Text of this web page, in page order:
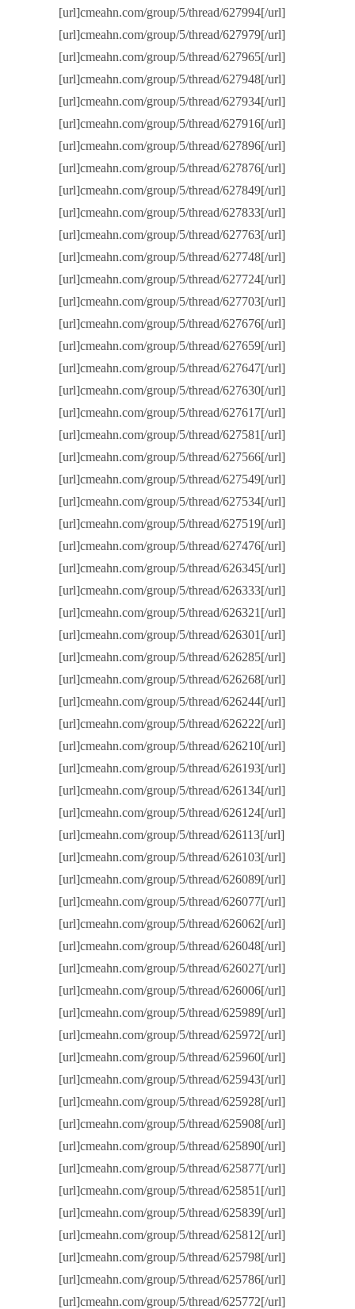
[url]cmeahn.com/group/5/thread/627994[/url]
[url]cmeahn.com/group/5/thread/627979[/url]
[url]cmeahn.com/group/5/thread/627965[/url]
[url]cmeahn.com/group/5/thread/627948[/url]
[url]cmeahn.com/group/5/thread/627934[/url]
[url]cmeahn.com/group/5/thread/627916[/url]
[url]cmeahn.com/group/5/thread/627896[/url]
[url]cmeahn.com/group/5/thread/627876[/url]
[url]cmeahn.com/group/5/thread/627849[/url]
[url]cmeahn.com/group/5/thread/627833[/url]
[url]cmeahn.com/group/5/thread/627763[/url]
[url]cmeahn.com/group/5/thread/627748[/url]
[url]cmeahn.com/group/5/thread/627724[/url]
[url]cmeahn.com/group/5/thread/627703[/url]
[url]cmeahn.com/group/5/thread/627676[/url]
[url]cmeahn.com/group/5/thread/627659[/url]
[url]cmeahn.com/group/5/thread/627647[/url]
[url]cmeahn.com/group/5/thread/627630[/url]
[url]cmeahn.com/group/5/thread/627617[/url]
[url]cmeahn.com/group/5/thread/627581[/url]
[url]cmeahn.com/group/5/thread/627566[/url]
[url]cmeahn.com/group/5/thread/627549[/url]
[url]cmeahn.com/group/5/thread/627534[/url]
[url]cmeahn.com/group/5/thread/627519[/url]
[url]cmeahn.com/group/5/thread/627476[/url]
[url]cmeahn.com/group/5/thread/626345[/url]
[url]cmeahn.com/group/5/thread/626333[/url]
[url]cmeahn.com/group/5/thread/626321[/url]
[url]cmeahn.com/group/5/thread/626301[/url]
[url]cmeahn.com/group/5/thread/626285[/url]
[url]cmeahn.com/group/5/thread/626268[/url]
[url]cmeahn.com/group/5/thread/626244[/url]
[url]cmeahn.com/group/5/thread/626222[/url]
[url]cmeahn.com/group/5/thread/626210[/url]
[url]cmeahn.com/group/5/thread/626193[/url]
[url]cmeahn.com/group/5/thread/626134[/url]
[url]cmeahn.com/group/5/thread/626124[/url]
[url]cmeahn.com/group/5/thread/626113[/url]
[url]cmeahn.com/group/5/thread/626103[/url]
[url]cmeahn.com/group/5/thread/626089[/url]
[url]cmeahn.com/group/5/thread/626077[/url]
[url]cmeahn.com/group/5/thread/626062[/url]
[url]cmeahn.com/group/5/thread/626048[/url]
[url]cmeahn.com/group/5/thread/626027[/url]
[url]cmeahn.com/group/5/thread/626006[/url]
[url]cmeahn.com/group/5/thread/625989[/url]
[url]cmeahn.com/group/5/thread/625972[/url]
[url]cmeahn.com/group/5/thread/625960[/url]
[url]cmeahn.com/group/5/thread/625943[/url]
[url]cmeahn.com/group/5/thread/625928[/url]
[url]cmeahn.com/group/5/thread/625908[/url]
[url]cmeahn.com/group/5/thread/625890[/url]
[url]cmeahn.com/group/5/thread/625877[/url]
[url]cmeahn.com/group/5/thread/625851[/url]
[url]cmeahn.com/group/5/thread/625839[/url]
[url]cmeahn.com/group/5/thread/625812[/url]
[url]cmeahn.com/group/5/thread/625798[/url]
[url]cmeahn.com/group/5/thread/625786[/url]
[url]cmeahn.com/group/5/thread/625772[/url]